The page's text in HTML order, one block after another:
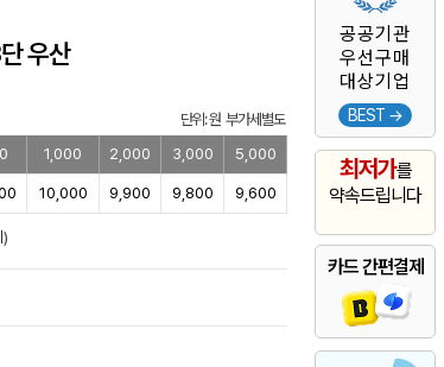
공공기관
우선구매
대상기업
BEST →
최저가를
약속드립니다
카드 간편결제
우산
단위: 원 부가세별도
1,000 2,000 3,000 5,000
10,000 9,900 9,800 9,600
)